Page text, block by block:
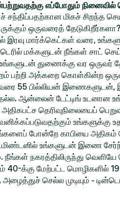
எப்போதும்
சந்திப்பதற்கான மிகச் சிறந்த
ஒருவரைத்
மார்க்கெட்கள் வரை,
மக்களுடன் நீங்கள் சாட்
உங்களுடன் துணைக்கு வர
பற்றி அக்கறை கொள்கின்ற
55 பில்லியன் இணைகளுடன்,
ஆன்லைன் டேட்டிங் உடனான
தெரிவுநிலையைப்
உங்களுக்கு
போன்றே காபியை
உங்களுடன் இணை
நகரத்திலிருந்து வெளியே
க்கு மேற்பட்ட மொழிகளில்
அழைத்துச் செல்ல முடியும் -